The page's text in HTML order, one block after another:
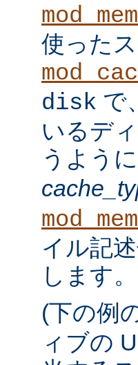
使った
disk で
いるデ
うように
イル記
します。
(下の例
ィブの